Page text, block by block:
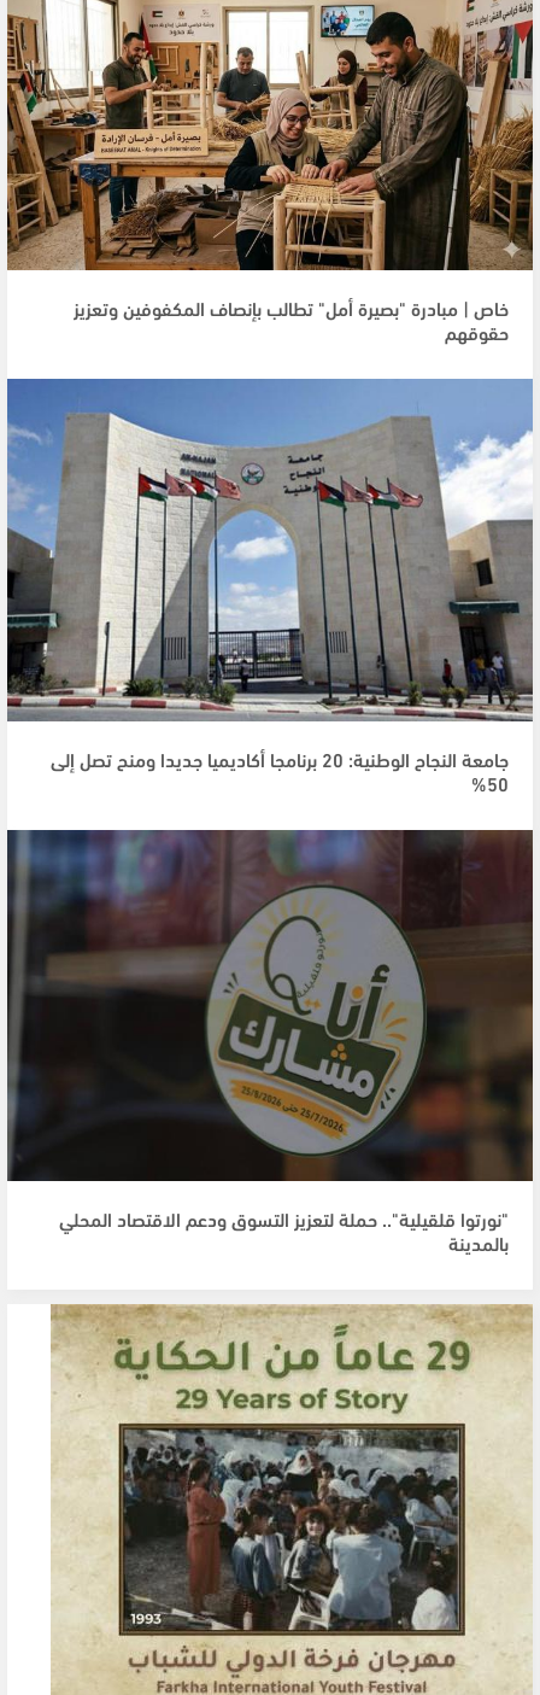
خاص | مبادرة "بصيرة أمل" تطالب بإنصاف المكفوفين وتعزيز
حقوقهم
جامعة النجاح الوطنية: 20 برنامجا أكاديميا جديدا ومنح تصل إلى
50%
"نورتوا قلقيلية".. حملة لتعزيز التسوق ودعم الاقتصاد المحلي
بالمدينة